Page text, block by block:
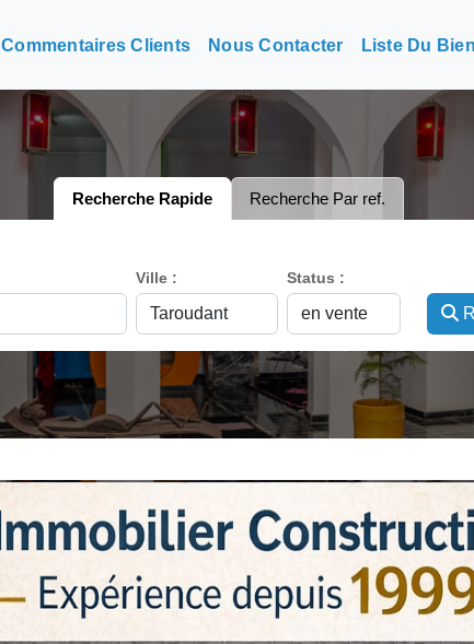
Commentaires Clients Nous Contacter Liste Du
Recherche Rapide Recherche Par ref.
Ville : Status :